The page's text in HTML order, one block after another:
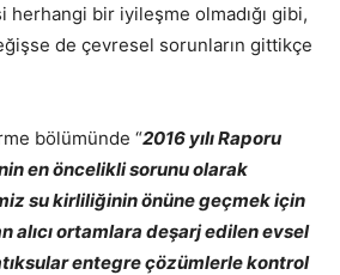
bir iyileşme olmadığı gibi,
de çevresel sorunların gittikçe
bölümünde “2016 yılı Raporu
en öncelikli sorunu olarak
su kirliliğinin önüne geçmek için
alıcı ortamlara deşarj edilen evsel
entegre çözümlerle kontrol